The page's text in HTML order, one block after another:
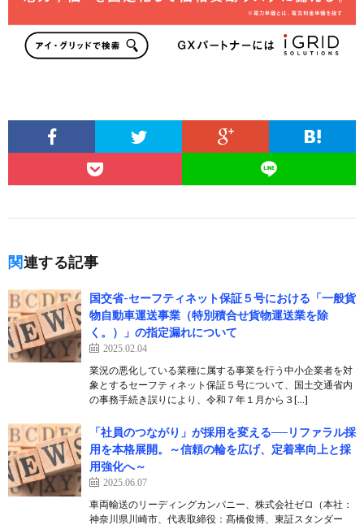
関連する記事
国交省-セーフティネット保証５号における「一般貨
物自動車運送事業（特別積合せ貨物運送業を除
く。）」の指定漏れについて
2025.02.04
業況の悪化している業種に属する事業を行う中小企業者を対
象とするセーフティネット保証５号について、国土交通省内
の事務手続き誤りにより、令和７年１月から３[…]
「社員のつながり」が採用を変える──リファラル採
用を本格展開。～信頼の輪を広げ、定着率向上と採
用強化へ～
2025.06.07
車両輸送のリーディングカンパニー、株式会社ゼロ（本社：
神奈川県川崎市、代表取締役：髙橋俊博、東証スタンダー